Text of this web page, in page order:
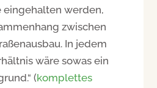
eingehalten werden,
zwischen
In jedem
wäre sowas ein
(komplettes